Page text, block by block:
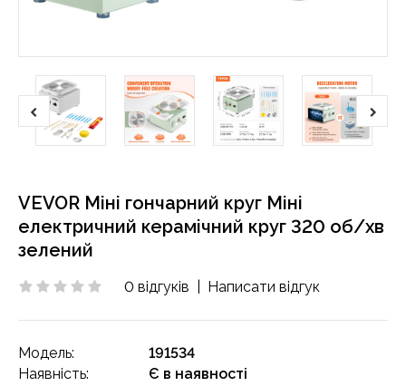
VEVOR Міні гончарний круг Міні
електричний керамічний круг 320 об/хв
зелений
0 відгуків Написати відгук
Модель:
191534
Наявність:
Є в наявності